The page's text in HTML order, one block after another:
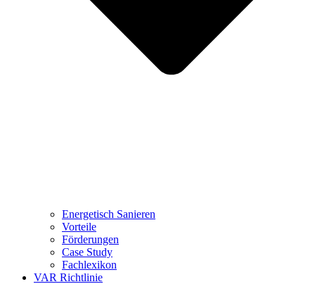
Energetisch Sanieren
Vorteile
Förderungen
Case Study
Fachlexikon
VAR Richtlinie